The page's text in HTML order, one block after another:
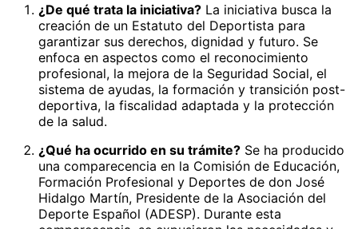
¿De qué trata la iniciativa? La iniciativa busca la
creación de un Estatuto del Deportista para
garantizar sus derechos, dignidad y futuro. Se
enfoca en aspectos como el reconocimiento
profesional, la mejora de la Seguridad Social, el
sistema de ayudas, la formación y transición post-
deportiva, la fiscalidad adaptada y la protección
de la salud.
¿Qué ha ocurrido en su trámite? Se ha producido
una comparecencia en la Comisión de Educación,
Formación Profesional y Deportes de don José
Hidalgo Martín, Presidente de la Asociación del
Deporte Español (ADESP). Durante esta